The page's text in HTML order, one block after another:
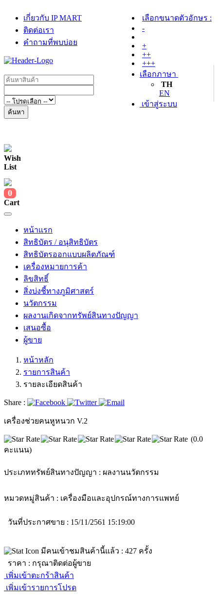
เกี่ยวกับ IP MART
ติดต่อเรา
คำถามที่พบบ่อย
เลือกขนาดตัวอักษร :
-
+
++
+++
เลือกภาษา
TH
EN
เข้าสู่ระบบ
ค้นหา
Wish
List
0
Cart
หน้าแรก
สิทธิบัตร / อนุสิทธิบัตร
สิทธิบัตรออกแบบผลิตภัณฑ์
เครื่องหมายการค้า
ลิขสิทธิ์
สิ่งบ่งชี้ทางภูมิศาสตร์
นวัตกรรม
ผลงานเกิดจากทรัพย์สินทางปัญญา
เสนอซื้อ
ผู้ขาย
หน้าหลัก
รายการสินค้า
รายละเอียดสินค้า
Share :
เครื่องช่วยคนหูหนวก V.2
(0.0
คะแนน)
ประเภททรัพย์สินทางปัญญา : ผลงานนวัตกรรม
หมวดหมู่สินค้า : เครื่องมือและอุปกรณ์ทางการแพทย์
วันที่ประกาศขาย : 15/11/2561 15:19:00
มีคนเข้าชมสินค้านี้แล้ว : 427 ครั้ง
ราคา : กรุณาติดต่อผู้ขาย
เพิ่มเข้าตะกร้าสินค้า
เพิ่มเข้ารายการโปรด